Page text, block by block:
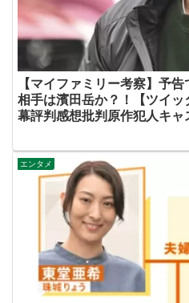
【マイファミリー考察】予
相手は濱田岳か？！【ツイ
幕評判感想批判原作犯人キ
エンタメ